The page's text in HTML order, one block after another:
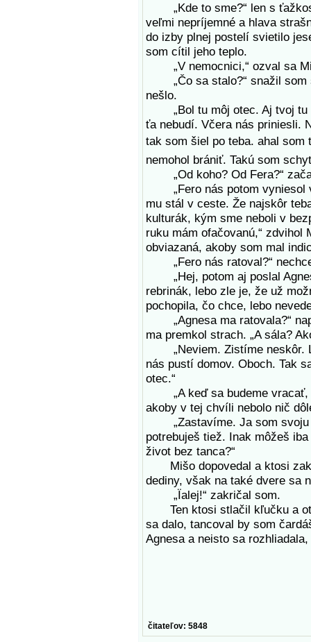
„Kde to sme?“ len s
veľmi nepríjemné a hlava
do izby plnej postelí svietilo
som cítil jeho teplo.
„V nemocnici,“ ozval sa
„Čo sa stalo?“ snažil som
nešlo.
„Bol tu môj otec. Aj tvoj tu
ťa nebudí. Včera nás priniesli.
tak som šiel po teba. ahal
nemohol brániť. Takú som
„Od koho? Od Fera?“
„Fero nás potom vyniesol
mu stál v ceste. Že najskôr
kulturák, kým sme neboli v
ruku mám ofačovanú,“
obviazaná, akoby som mal
„Fero nás ratoval?“
„Hej, potom aj poslal
rebrinák, lebo zle je, že už
pochopila, čo chce, lebo
„Agnesa ma ratovala?“
ma premkol strach. „A sála?
„Neviem. Zistíme neskôr.
nás pustí domov. Oboch. Tak
otec.“
„A keď sa budeme vracať,
akoby v tej chvíli nebolo nič
„Zastavíme. Ja som svoju
potrebuješ tiež. Inak môžeš
život bez tanca?“
Mišo dopovedal a ktosi
dediny, však na také dvere sa
„Ïalej!“ zakričal som.
Ten ktosi stlačil kľučku a
sa dalo, tancoval by som
Agnesa a neisto sa
čitateľov: 5848